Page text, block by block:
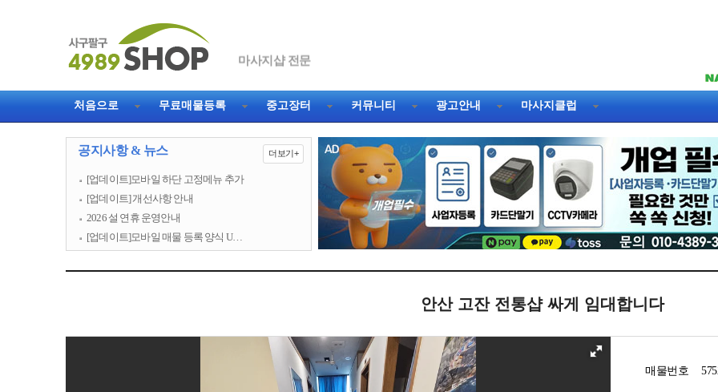
마사지샵 전문
처음으로 무료매물등록 중고장터 커뮤니티 광고안내 마사지클럽
공지사항 & 뉴스 더보기+
[업데이트]모바일 하단 고정메뉴 추가
[업데이트] 개선사항 안내
2026 설 연휴 운영안내
[업데이트]모바일 매물 등록 양식 U…
안산 고잔 전통샵 싸게 임대합니다
매물번호